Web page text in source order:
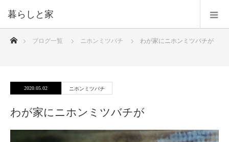
暮らしと家
ホームブログ一覧 ニホンミツバチ わが家にニホンミツバチが
2020.05.02 ニホンミツバチ
わが家にニホンミツバチが